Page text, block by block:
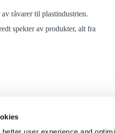
råvarer til plastindustrien.
spekter av produkter, alt fra